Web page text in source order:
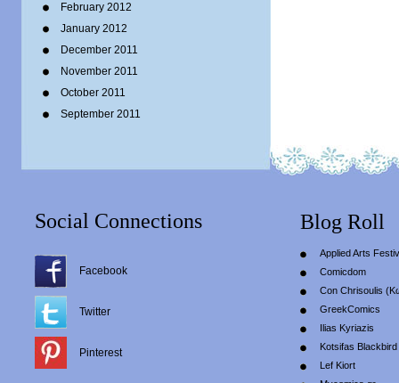
February 2012
January 2012
December 2011
November 2011
October 2011
September 2011
Social Connections
Facebook
Twitter
Pinterest
Blog Roll
Applied Arts
Comicdom
Con Chrisoulis
GreekComics
Ilias Kyriazis
Kotsifas Blackbird
Lef Kiort